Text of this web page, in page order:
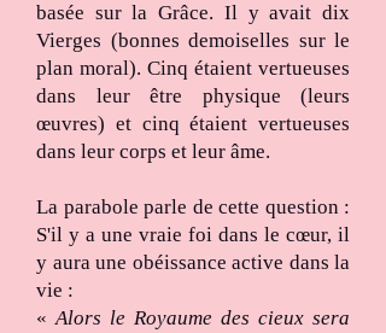
basée sur la Grâce. Il y avait dix
Vierges (bonnes demoiselles sur le
plan moral). Cinq étaient vertueuses
dans leur être physique (leurs
œuvres) et cinq étaient vertueuses
dans leur corps et leur âme.
La parabole parle de cette question :
S'il y a une vraie foi dans le cœur, il
y aura une obéissance active dans la
vie :
«Alors le Royaume des cieux sera